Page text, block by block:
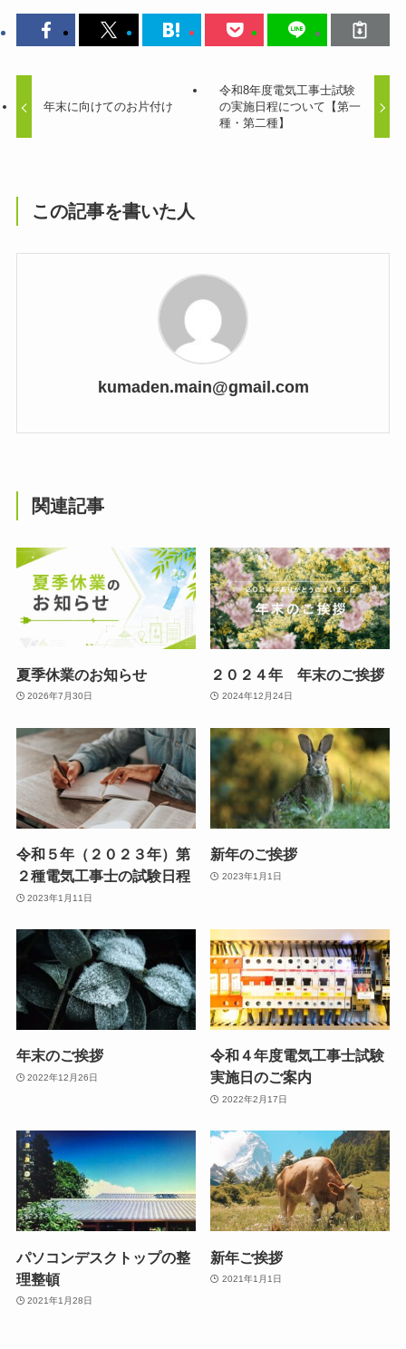
年末に向けてのお片付け
令和8年度電気工事士試験
の実施日程について【第一
種・第二種】
この記事を書いた人
kumaden.main@gmail.com
関連記事
夏季休業のお知らせ
2026年7月30日
２０２４年 年末のご挨拶
2024年12月24日
令和５年（２０２３年）第
２種電気工事士の試験日程
2023年1月11日
新年のご挨拶
2023年1月1日
年末のご挨拶
2022年12月26日
令和４年度電気工事士試験
実施日のご案内
2022年2月17日
パソコンデスクトップの整
理整頓
2021年1月28日
新年ご挨拶
2021年1月1日